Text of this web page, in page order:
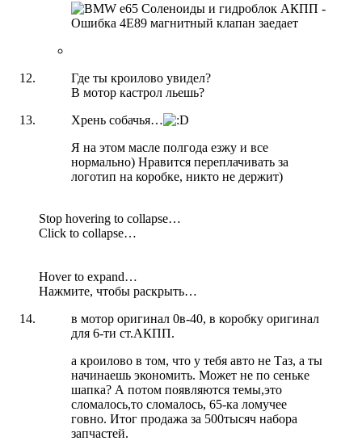
Где ты кроилово увидел?
В мотор кастрол льешь?
Хрень собачья…
Я на этом масле полгода езжу и все
нормально) Нравится переплачивать за
логотип на коробке, никто не держит)
Stop hovering to collapse…
Click to collapse…
Hover to expand…
Нажмите, чтобы раскрыть…
в мотор оригинал 0в-40, в коробку оригинал
для 6-ти ст.АКПП.
а кроилово в том, что у тебя авто не Таз, а ты
начинаешь экономить. Может не по сеньке
шапка? А потом появляются темы,это
сломалось,то сломалось, 65-ка ломучее
говно. Итог продажа за 500тысяч набора
запчастей.